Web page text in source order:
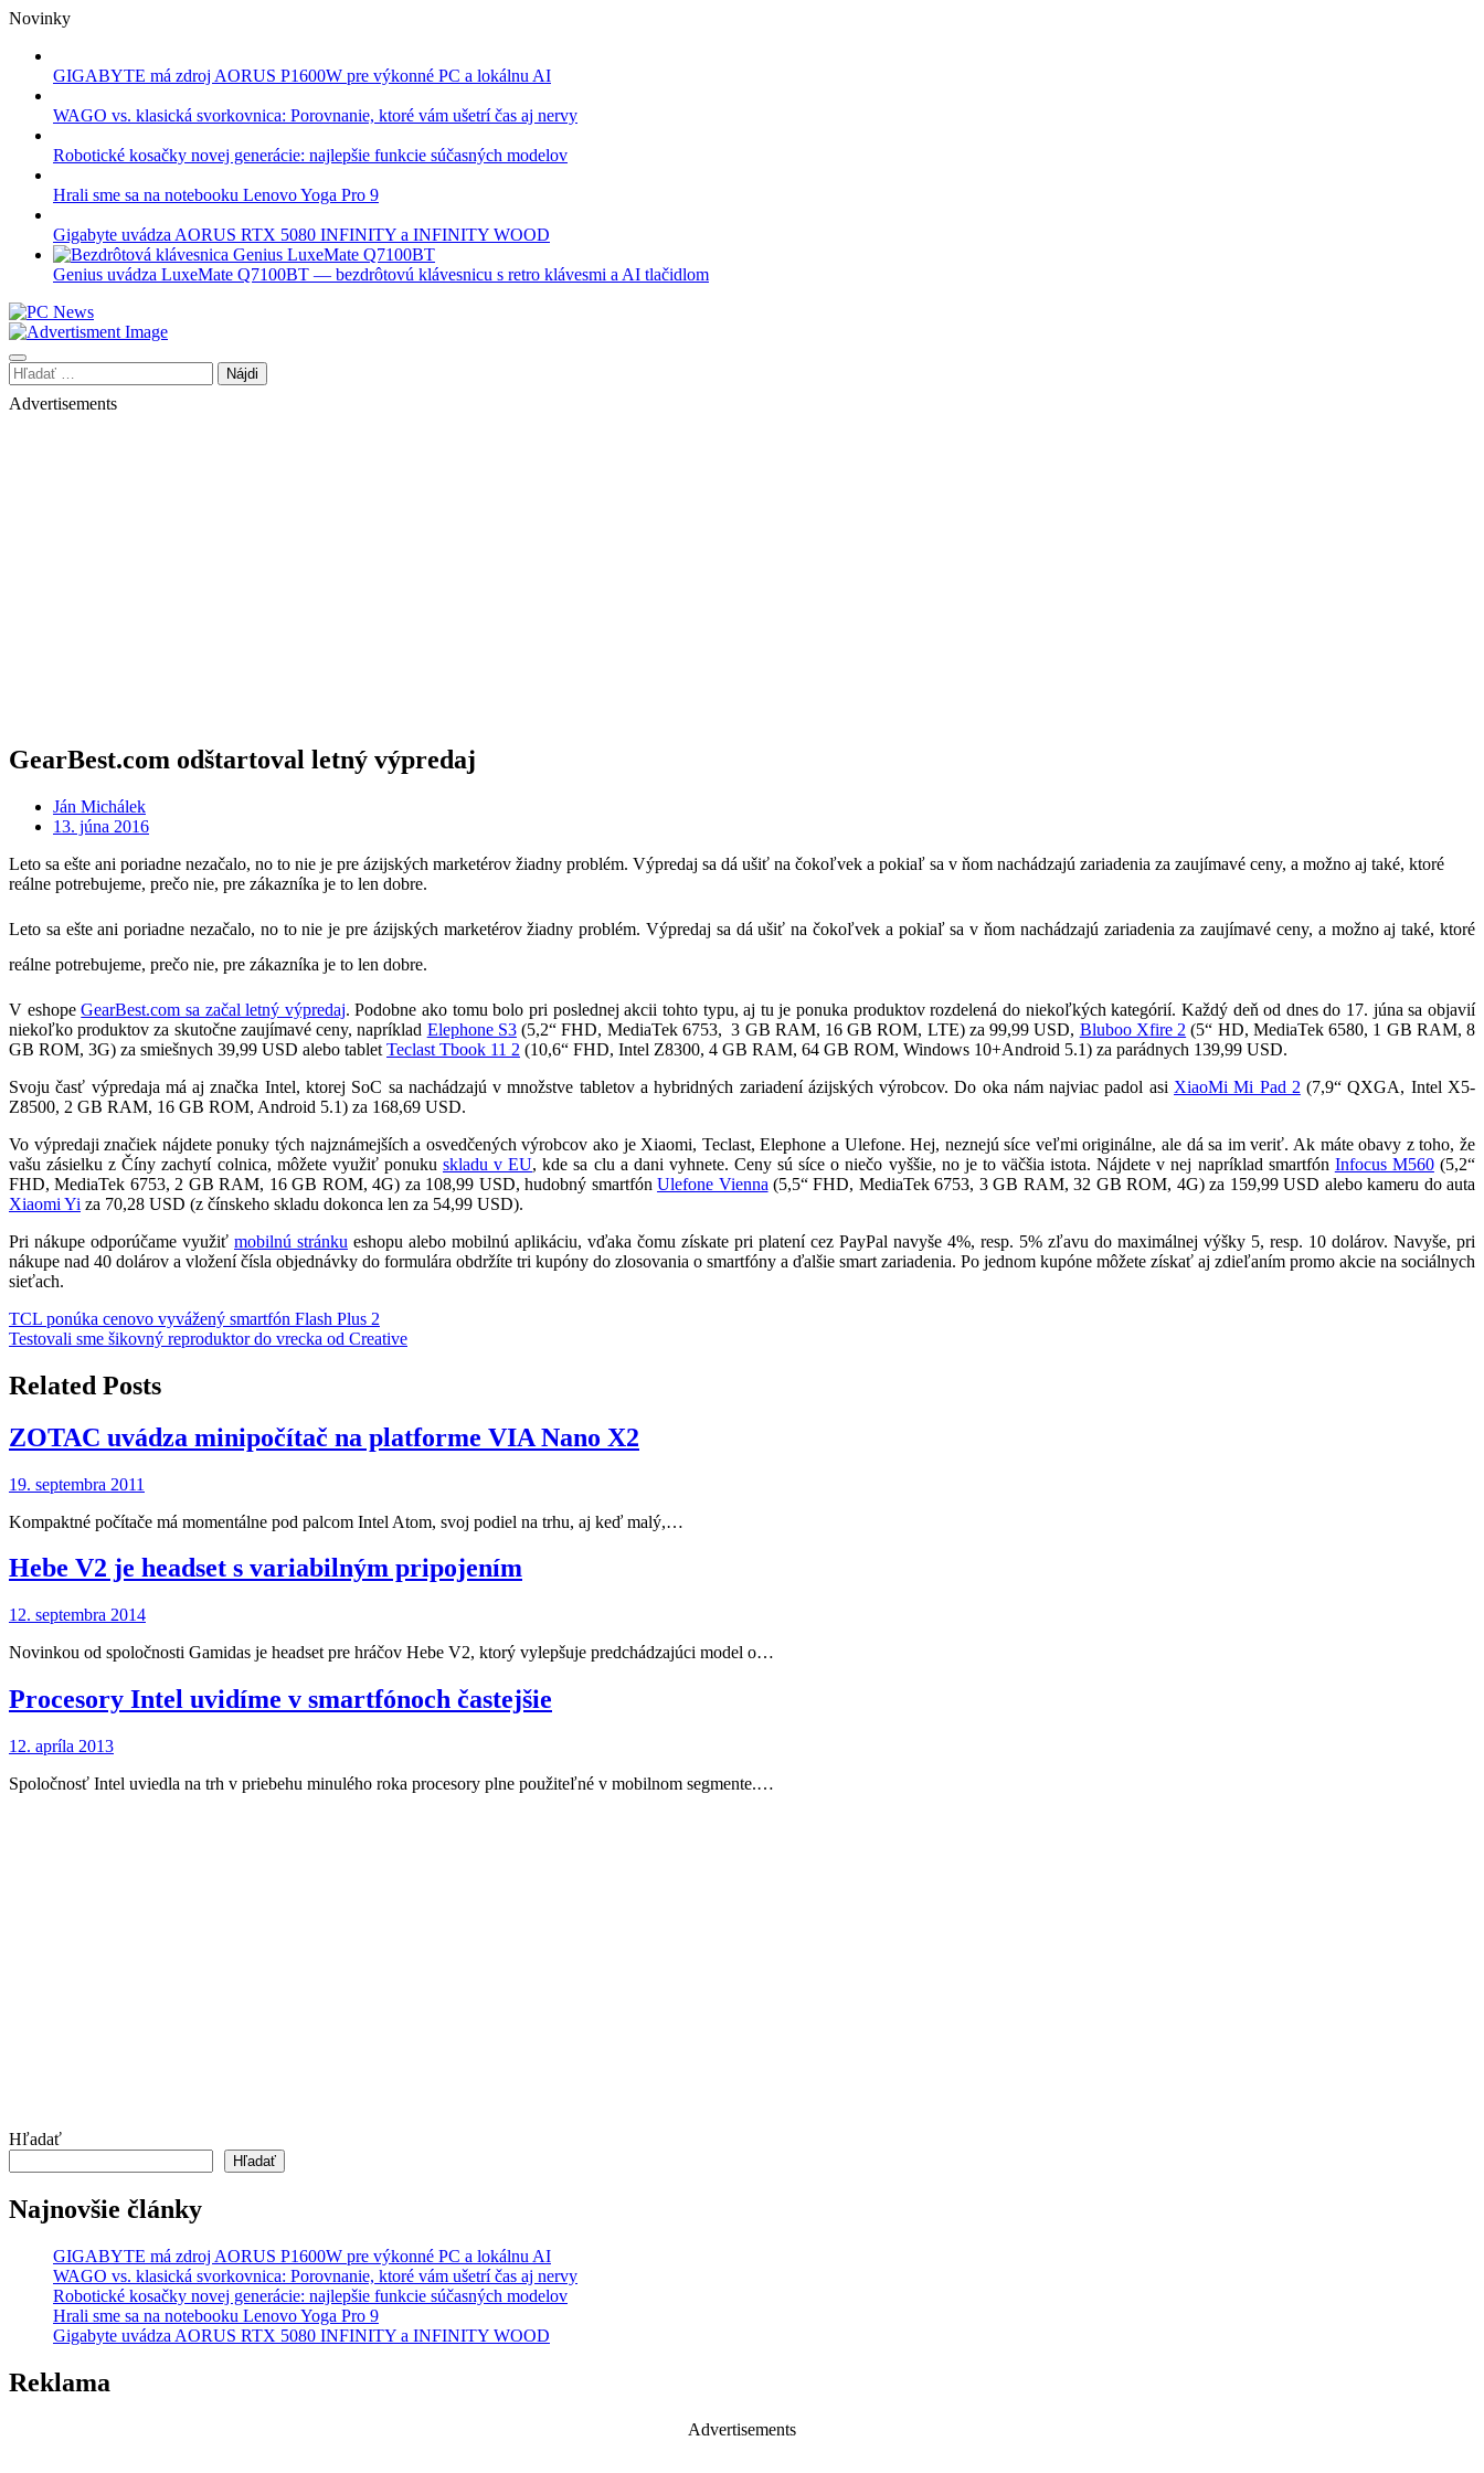
Skip
content
Novinky
GIGABYTE má zdroj AORUS P1600W pre výkonné PC a lokálnu AI
WAGO vs. klasická svorkovnica: Porovnanie, ktoré vám ušetrí čas aj nervy
Robotické kosačky novej generácie: najlepšie funkcie súčasných modelov
Hrali sme sa na notebooku Lenovo Yoga Pro 9
Gigabyte uvádza AORUS RTX 5080 INFINITY a INFINITY WOOD
Genius uvádza LuxeMate Q7100BT — bezdrôtovú klávesnicu s retro klávesmi a AI tlačidlom
Hľadať:
Advertisements
GearBest.com odštartoval letný výpredaj
Ján Michálek
13. júna 2016
Leto sa ešte ani poriadne nezačalo, no to nie je pre ázijských marketérov žiadny problém. Výpredaj sa dá ušiť na čokoľvek a pokiaľ sa v ňom nachádzajú zariadenia za zaujímavé ceny, a možno aj také, ktoré
reálne potrebujeme, prečo nie, pre zákazníka je to len dobre.
Leto sa ešte ani poriadne nezačalo, no to nie je pre ázijských marketérov žiadny problém. Výpredaj sa dá ušiť na čokoľvek a pokiaľ sa v ňom nachádzajú zariadenia za zaujímavé ceny, a možno aj také, ktoré
reálne potrebujeme, prečo nie, pre zákazníka je to len dobre.
V eshopeGearBest.com sa začal letný výpredaj. Podobne ako tomu bolo pri poslednej akcii tohto typu, aj tu je ponuka produktov rozdelená do niekoľkých kategórií. Každý deň od dnes do 17. júna sa objavií
niekoľko produktov za skutočne zaujímavé ceny, napríklad Elephone S3(5,2“ FHD, MediaTek 6753, 3 GB RAM, 16 GB ROM, LTE) za 99,99 USD, Bluboo Xfire 2 (5“ HD, MediaTek 6580, 1 GB RAM, 8
GB ROM, 3G) za smiešnych 39,99 USD alebo tablet Teclast Tbook 11 2 (10,6“ FHD, Intel Z8300, 4 GB RAM, 64 GB ROM, Windows 10+Android 5.1) za parádnych 139,99 USD.
Svoju časť výpredaja má aj značka Intel, ktorej SoC sa nachádzajú v množstve tabletov a hybridných zariadení ázijských výrobcov. Do oka nám najviac padol asi XiaoMi Mi Pad 2 (7,9“ QXGA, Intel X5-
Z8500, 2 GB RAM, 16 GB ROM, Android 5.1) za 168,69 USD.
Vo výpredaji značiek nájdete ponuky tých najznámejších a osvedčených výrobcov ako je Xiaomi, Teclast, Elephone a Ulefone. Hej, neznejú síce veľmi originálne, ale dá sa im veriť. Ak máte obavy z toho, že
vašu zásielku z Číny zachytí colnica, môžete využiť ponuku skladu v EU, kde sa clu a dani vyhnete. Ceny sú síce o niečo vyššie, no je to väčšia istota. Nájdete v nej napríklad smartfón Infocus M560(5,2“
FHD, MediaTek 6753, 2 GB RAM, 16 GB ROM, 4G) za 108,99 USD, hudobný smartfónUlefone Vienna (5,5“ FHD, MediaTek 6753, 3 GB RAM, 32 GB ROM, 4G) za 159,99 USD alebo kameru do auta
Xiaomi Yi za 70,28 USD (z čínskeho skladu dokonca len za 54,99 USD).
Pri nákupe odporúčame využiť mobilnú stránku eshopu alebo mobilnú aplikáciu, vďaka čomu získate pri platení cez PayPal navyše 4%, resp. 5% zľavu do maximálnej výšky 5, resp. 10 dolárov. Navyše, pri
nákupe nad 40 dolárov a vložení čísla objednávky do formulára obdržíte tri kupóny do zlosovania o smartfóny a ďalšie smart zariadenia. Po jednom kupóne môžete získať aj zdieľaním promo akcie na sociálnych
sieťach.
Navigácia
v
článku
TCL ponúka cenovo vyvážený smartfón Flash Plus 2
Testovali sme šikovný reproduktor do vrecka od Creative
Related Posts
ZOTAC uvádza minipočítač na platforme VIA Nano X2
19. septembra 2011
Kompaktné počítače má momentálne pod palcom Intel Atom, svoj podiel na trhu, aj keď malý,…
Hebe V2 je headset s variabilným pripojením
12. septembra 2014
Novinkou od spoločnosti Gamidas je headset pre hráčov Hebe V2, ktorý vylepšuje predchádzajúci model o…
Procesory Intel uvidíme v smartfónoch častejšie
12. apríla 2013
Spoločnosť Intel uviedla na trh v priebehu minulého roka procesory plne použiteľné v mobilnom segmente.…
Hľadať
Hľadať
Najnovšie články
GIGABYTE má zdroj AORUS P1600W pre výkonné PC a lokálnu AI
WAGO vs. klasická svorkovnica: Porovnanie, ktoré vám ušetrí čas aj nervy
Robotické kosačky novej generácie: najlepšie funkcie súčasných modelov
Hrali sme sa na notebooku Lenovo Yoga Pro 9
Gigabyte uvádza AORUS RTX 5080 INFINITY a INFINITY WOOD
Reklama
Advertisements